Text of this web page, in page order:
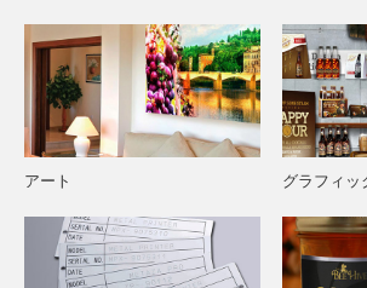
アート グラフィッ